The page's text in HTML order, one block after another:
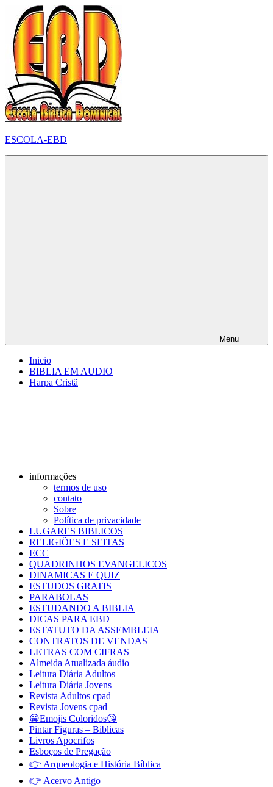
para
conteúdo
ESCOLA-EBD
Menu
Inicio
BIBLIA EM AUDIO
Harpa Cristã
informações
termos de uso
contato
Sobre
Política de privacidade
LUGARES BIBLICOS
RELIGIÕES E SEITAS
ECC
QUADRINHOS EVANGELICOS
DINAMICAS E QUIZ
ESTUDOS GRATIS
PARABOLAS
ESTUDANDO A BIBLIA
DICAS PARA EBD
ESTATUTO DA ASSEMBLEIA
CONTRATOS DE VENDAS
LETRAS COM CIFRAS
Almeida Atualizada áudio
Leitura Diária Adultos
Leitura Diária Jovens
Revista Adultos cpad
Revista Jovens cpad
😀Emojis Coloridos😘
Pintar Figuras – Biblicas
Livros Apocrifos
Esboços de Pregação
👉 Arqueologia e História Bíblica
👉 Acervo Antigo